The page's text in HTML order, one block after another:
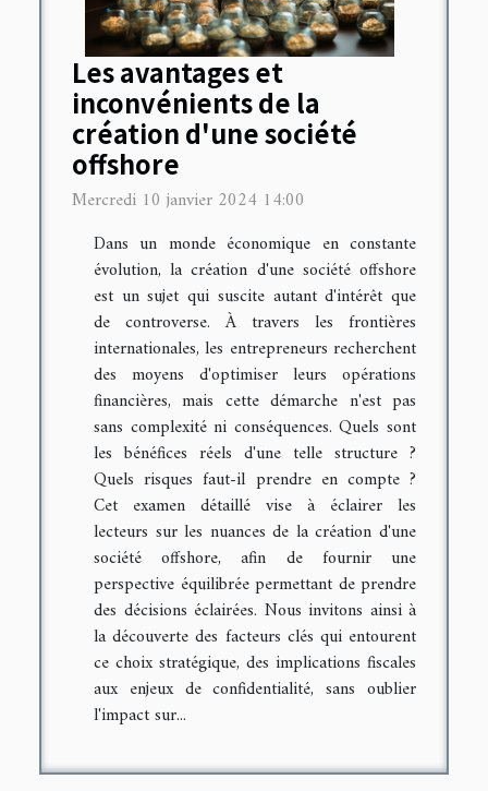
Les avantages et
inconvénients de la
création d'une société
offshore
Mercredi 10 janvier 2024 14:00
Dans un monde économique en constante
évolution, la création d'une société offshore
est un sujet qui suscite autant d'intérêt que
de controverse. À travers les frontières
internationales, les entrepreneurs recherchent
des moyens d'optimiser leurs opérations
financières, mais cette démarche n'est pas
sans complexité ni conséquences. Quels sont
les bénéfices réels d'une telle structure ?
Quels risques faut-il prendre en compte ?
Cet examen détaillé vise à éclairer les
lecteurs sur les nuances de la création d'une
société offshore, afin de fournir une
perspective équilibrée permettant de prendre
des décisions éclairées. Nous invitons ainsi à
la découverte des facteurs clés qui entourent
ce choix stratégique, des implications fiscales
aux enjeux de confidentialité, sans oublier
l'impact sur...